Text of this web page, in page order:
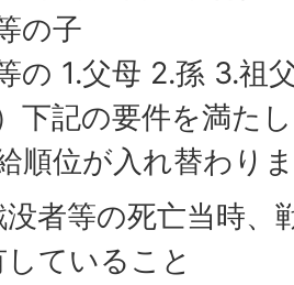
の子
の 1.父母 2.孫 3.祖
）下記の要件を満た
順位が入れ替わり
没者等の死亡当時、
していること